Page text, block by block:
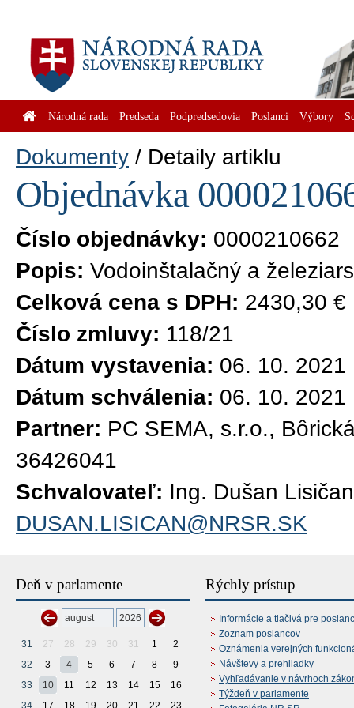
Národná rada Predseda Podpredsedovia Poslanci Výbory
Dokumenty Detaily artiklu
Objednávka
Číslo objednávky: 0000210662
Popis: Vodoinštalačný a
Celková cena s DPH: 2430,30 €
Číslo zmluvy: 118/21
Dátum vystavenia: 06. 10. 2021
Dátum schválenia: 06. 10. 2021
Partner: PC SEMA, s.r.o.,
36426041
Schvalovateľ: Ing. Dušan
DUSAN.LISICAN@NRSR.SK
Deň v parlamente
31 27 28 29 30 31 1
2
32
3 4 5 6 7 8
9
33
10 11 12 13 14 15
16
34
17 18 19 20 21 22 23
Rýchly prístup
Informácie a tlačivá pre
Zoznam poslancov
Oznámenia verejných
Návštevy a prehliadky
Vyhľadávanie v návrhoch
Týždeň v parlamente